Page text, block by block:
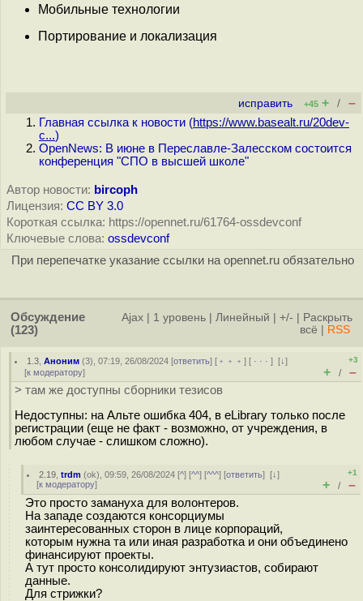
Мобильные технологии
Портирование и локализация
исправить +45 + / –
Главная ссылка к новости (https://www.basealt.ru/20dev-
c...)
OpenNews: В июне в Переславле-Залесском состоится
конференция "СПО в высшей школе"
Автор новости: bircoph
Лицензия: CC BY 3.0
Короткая ссылка: https://opennet.ru/61764-ossdevconf
Ключевые слова: ossdevconf
При перепечатке указание ссылки на opennet.ru обязательно
Обсуждение
(123)
Ajax 1 уровень Линейный +/-
Раскрыть
всё
RSS
1.3 ,Аноним (3), 07:19, 26/08/2024 [ответить] [ ﹢﹢﹢] [ · · ·][↓]
[к модератору]
+3
+ / –
> там же доступны сборники тезисов
Недоступны: на Альте ошибка 404, в eLibrary только после
регистрации (еще не факт - возможно, от учреждения, в
любом случае - слишком сложно).
2.19 ,trdm (ok), 09:59, 26/08/2024 [^] [^^] [^^^] [ответить][↓]
[к модератору]
+1
+ / –
Это просто замануха для волонтеров.
На западе создаются консорциумы
заинтересованных сторон в лице корпораций,
которым нужна та или иная разработка и они объединено
финансируют проекты.
А тут просто консолидируют энтузиастов, собирают
данные.
Для стрижки?